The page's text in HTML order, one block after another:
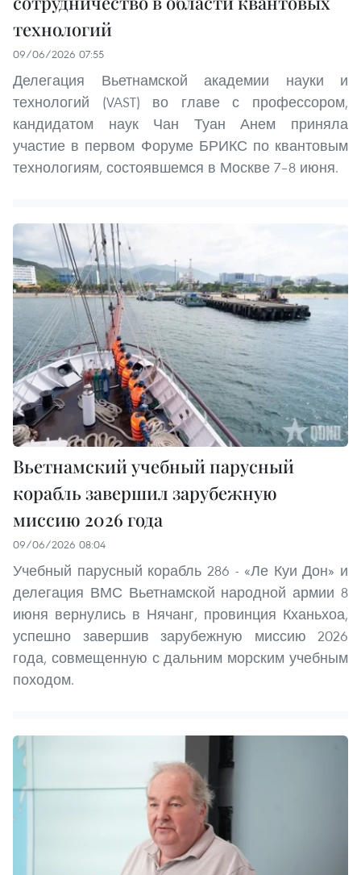
технологий
09/06/2026 07:55
Делегация Вьетнамской академии науки и
технологий (VAST) во главе с профессором,
кандидатом наук Чан Туан Анем приняла
участие в первом Форуме БРИКС по квантовым
технологиям, состоявшемся в Москве 7–8 июня.
Вьетнамский учебный парусный
корабль завершил зарубежную
миссию 2026 года
09/06/2026 08:04
Учебный парусный корабль 286 - «Ле Куи Дон» и
делегация ВМС Вьетнамской народной армии 8
июня вернулись в Нячанг, провинция Кханьхоа,
успешно завершив зарубежную миссию 2026
года, совмещенную с дальним морским учебным
походом.